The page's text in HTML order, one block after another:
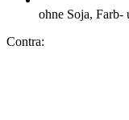
ohne Soja, Farb-
Contra: